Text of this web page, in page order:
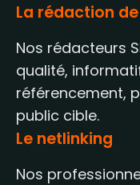
La rédaction
Nos rédacteurs
qualité,
référencement,
public cible.
Le netlinking
Nos